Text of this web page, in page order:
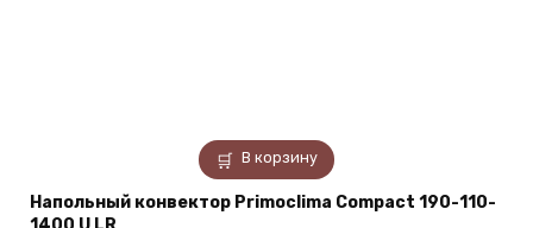
В корзину
Напольный конвектор Primoclima Compact 190-110-